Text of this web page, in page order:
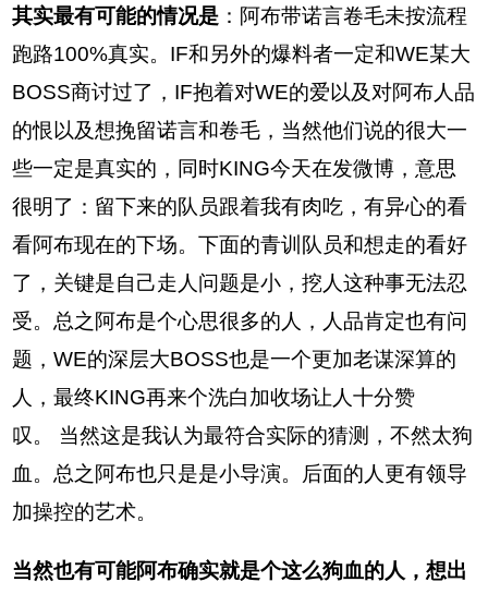
其实最有可能的情况是 ：阿布带诺言卷毛未按流程
跑路100%真实。IF和另外的爆料者一定和WE某大
BOSS商讨过了，IF抱着对WE的爱以及对阿布人品
的恨以及想挽留诺言和卷毛，当然他们说的很大一
些一定是真实的，同时KING今天在发微博，意思
很明了：留下来的队员跟着我有肉吃，有异心的看
看阿布现在的下场。下面的青训队员和想走的看好
了，关键是自己走人问题是小，挖人这种事无法忍
受。总之阿布是个心思很多的人，人品肯定也有问
题，WE的深层大BOSS也是一个更加老谋深算的
人，最终KING再来个洗白加收场让人十分赞
叹。 当然这是我认为最符合实际的猜测，不然太狗
血。总之阿布也只是是小导演。后面的人更有领导
加操控的艺术。
当然也有可能阿布确实就是个这么狗血的人，想出